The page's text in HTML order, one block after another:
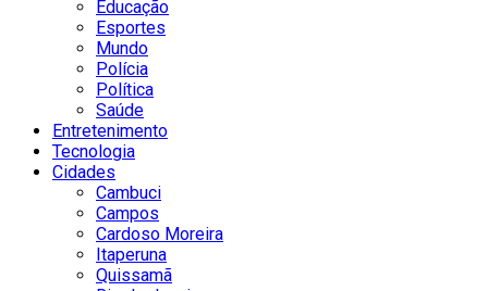
Educação
Esportes
Mundo
Polícia
Política
Saúde
Entretenimento
Tecnologia
Cidades
Cambuci
Campos
Cardoso Moreira
Itaperuna
Quissamã